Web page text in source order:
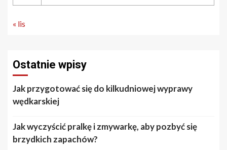
« lis
Ostatnie wpisy
Jak przygotować się do kilkudniowej wyprawy
wędkarskiej
Jak wyczyścić pralkę i zmywarkę, aby pozbyć się
brzydkich zapachów?